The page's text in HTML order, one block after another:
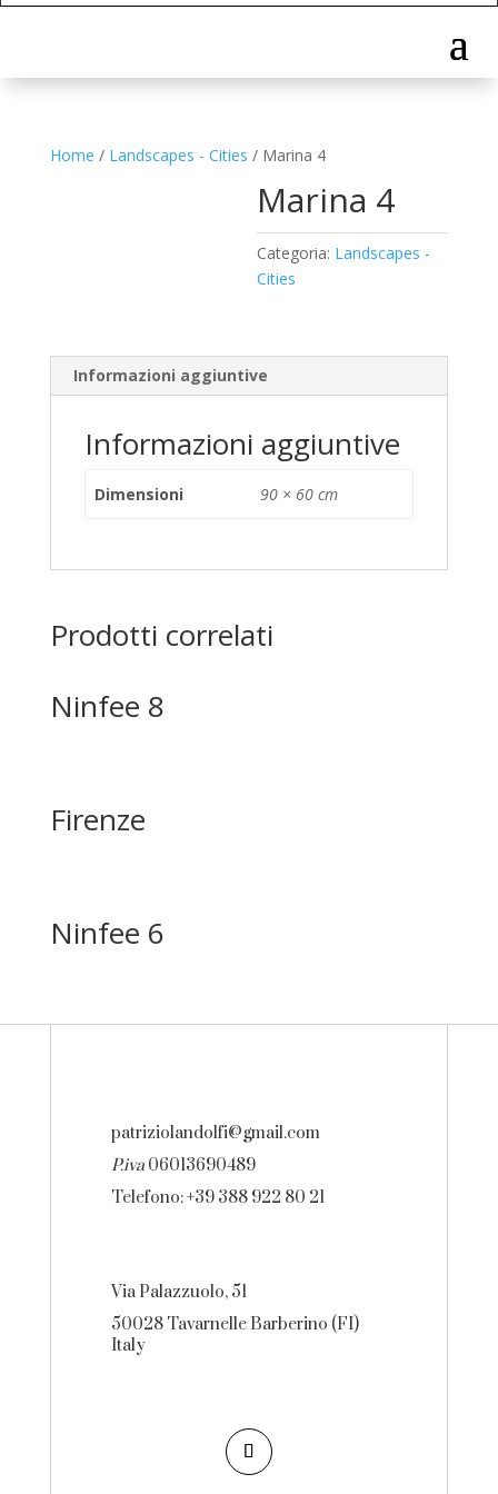
Home / Landscapes - Cities / Marina 4
Marina 4
Categoria: Landscapes -
Cities
Informazioni aggiuntive
Informazioni aggiuntive
Dimensioni 90 × 60 cm
Prodotti correlati
Ninfee 8
Firenze
Ninfee 6
patriziolandolfi@gmail.com
P.iva 06013690489
Telefono: +39 388 922 80 21
Via Palazzuolo, 51
50028 Tavarnelle Barberino (FI)
Italy